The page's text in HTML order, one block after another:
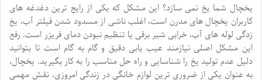
یخچال شما یخ نمی سازد؟ این مشکل که یکی از رایج ترین دغدغه های
کاربران یخچال های مدرن است، اغلب ناشی از مسدود شدن فیلتر آب، یخ
زدگی لوله های آب، خرابی شیر برقی یا تنظیم نبودن دمای فریزر است. رفع
این مشکل اصلی نیازمند عیب یابی دقیق و گام به گام است تا بتوانید
دلیل عدم تولید یخ را شناسایی و راه حل مناسب را به کار بگیرید. یخچال،
به عنوان یکی از ضروری ترین لوازم خانگی در زندگی امروزی، نقش مهمی